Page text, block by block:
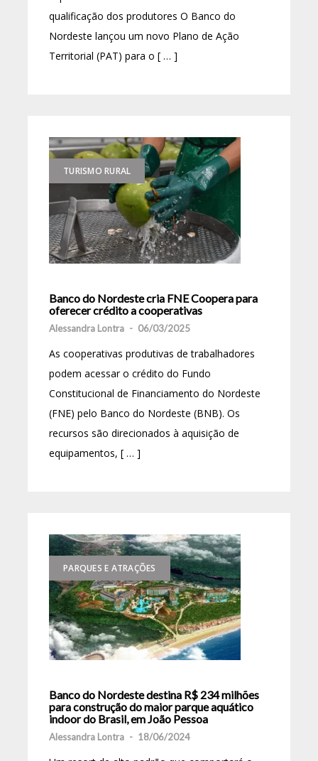
qualificação dos produtores O Banco do
Nordeste lançou um novo Plano de Ação
Territorial (PAT) para o [ … ]
TURISMO RURAL
Banco do Nordeste cria FNE Coopera para
oferecer crédito a cooperativas
Alessandra Lontra - 06/03/2025
As cooperativas produtivas de trabalhadores
podem acessar o crédito do Fundo
Constitucional de Financiamento do Nordeste
(FNE) pelo Banco do Nordeste (BNB). Os
recursos são direcionados à aquisição de
equipamentos, [ … ]
PARQUES E ATRAÇÕES
Banco do Nordeste destina R$ 234 milhões
para construção do maior parque aquático
indoor do Brasil, em João Pessoa
Alessandra Lontra - 18/06/2024